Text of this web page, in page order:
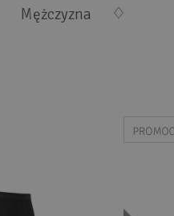
Mężczyzna